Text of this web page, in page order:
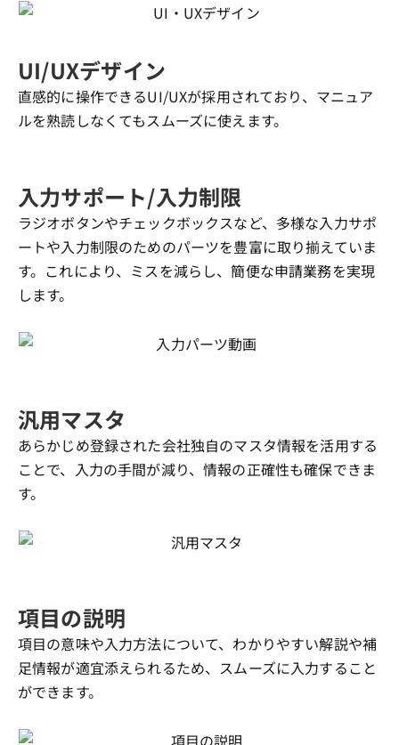
UI/UXデザイン
直感的に操作できるUI/UXが採用されており、マニュア
ルを熟読しなくてもスムーズに使えます。
入力サポート/入力制限
ラジオボタンやチェックボックスなど、多様な入力サポ
ートや入力制限のためのパーツを豊富に取り揃えていま
す。これにより、ミスを減らし、簡便な申請業務を実現
します。
汎用マスタ
あらかじめ登録された会社独自のマスタ情報を活用する
ことで、入力の手間が減り、情報の正確性も確保できま
す。
項目の説明
項目の意味や入力方法について、わかりやすい解説や補
足情報が適宜添えられるため、スムーズに入力すること
ができます。